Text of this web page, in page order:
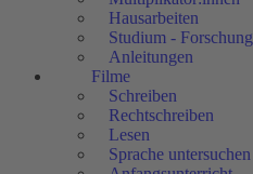
Hausarbeiten
Studium - Forschung
Anleitungen
Filme
Schreiben
Rechtschreiben
Lesen
Sprache untersuchen